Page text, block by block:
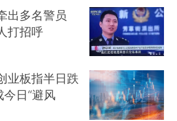
出多名警员
打招呼
业板指半日跌
日“避风